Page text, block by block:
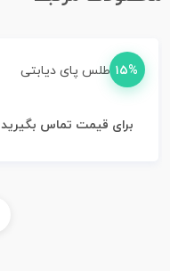
۱۵% اطلس پای دیابتی
برای قیمت تماس بگیرید